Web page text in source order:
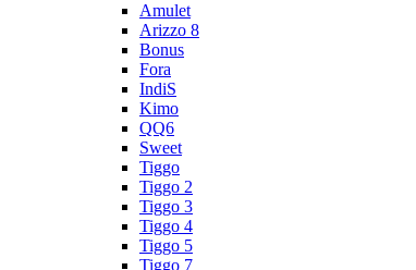
Amulet
Arizzo 8
Bonus
Fora
IndiS
Kimo
QQ6
Sweet
Tiggo
Tiggo 2
Tiggo 3
Tiggo 4
Tiggo 5
Tiggo 7